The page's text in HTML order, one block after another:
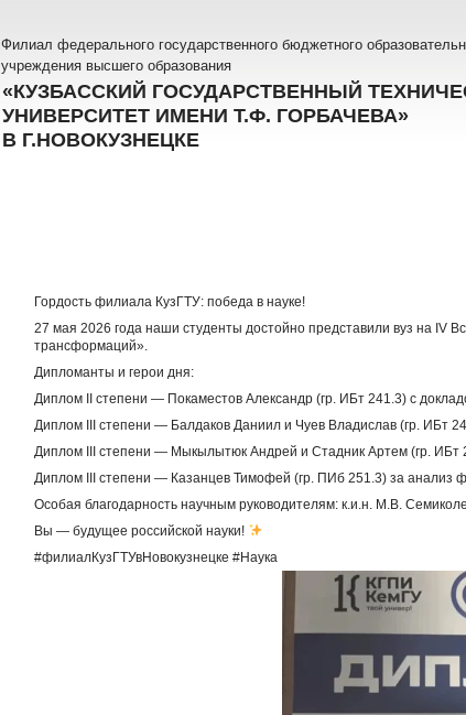
Филиал федерального государственного бюджетного
учреждения высшего образования
«КУЗБАССКИЙ ГОСУДАРСТВЕННЫЙ
УНИВЕРСИТЕТ ИМЕНИ Т.Ф. ГОРБАЧЕВА»
В Г.НОВОКУЗНЕЦКЕ
Гордость филиала КузГТУ: победа в науке!
27 мая 2026 года наши студенты достойно представили вуз на IV
трансформаций».
Дипломанты и герои дня:
Диплом II степени — Покаместов Александр (гр. ИБт 241.3) с
Диплом III степени — Балдаков Даниил и Чуев Владислав (гр. ИБт
Диплом III степени — Мыкылытюк Андрей и Стадник Артем (гр.
Диплом III степени — Казанцев Тимофей (гр. ПИб 251.3) за анализ
Особая благодарность научным руководителям: к.и.н. М.В.
Вы — будущее российской науки!
#филиалКузГТУвНовокузнецке #Наука